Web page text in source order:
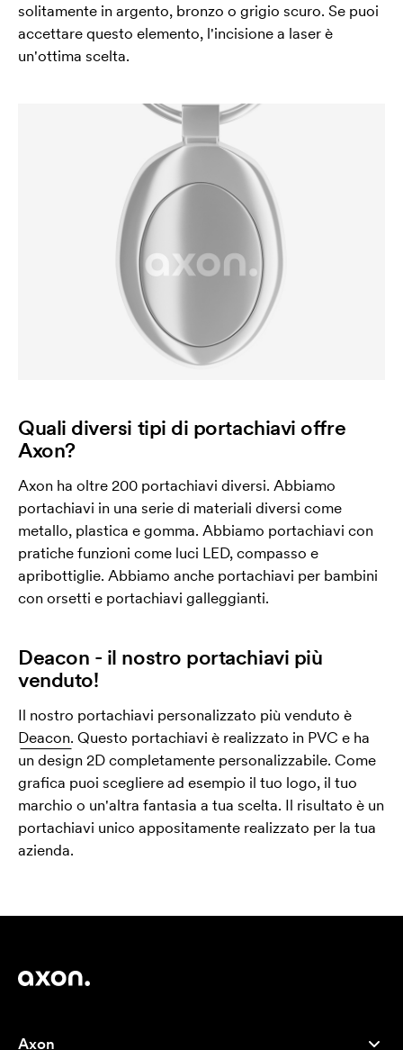
solitamente in argento, bronzo o grigio scuro. Se puoi
accettare questo elemento, l'incisione a laser è
un'ottima scelta.
Quali diversi tipi di portachiavi offre
Axon?
Axon ha oltre 200 portachiavi diversi. Abbiamo
portachiavi in una serie di materiali diversi come
metallo, plastica e gomma. Abbiamo portachiavi con
pratiche funzioni come luci LED, compasso e
apribottiglie. Abbiamo anche portachiavi per bambini
con orsetti e portachiavi galleggianti.
Deacon - il nostro portachiavi più
venduto!
Il nostro portachiavi personalizzato più venduto è
Deacon. Questo portachiavi è realizzato in PVC e ha
un design 2D completamente personalizzabile. Come
grafica puoi scegliere ad esempio il tuo logo, il tuo
marchio o un'altra fantasia a tua scelta. Il risultato è un
portachiavi unico appositamente realizzato per la tua
azienda.
Axon